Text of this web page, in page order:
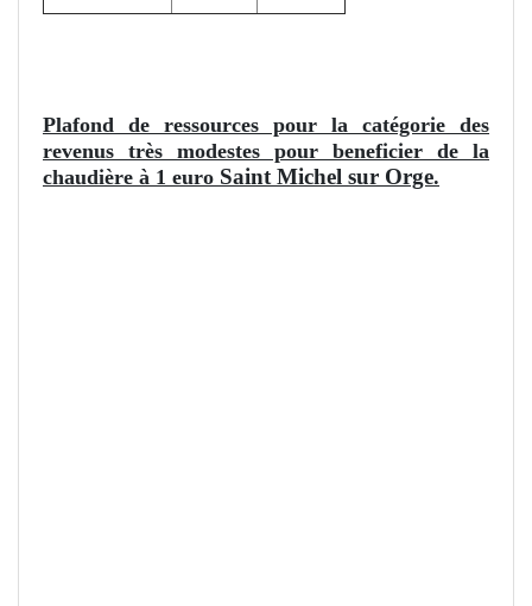
Plafond de ressources pour la catégorie des
revenus très modestes pour beneficier de la
chaudière à 1 euro Saint Michel sur Orge.